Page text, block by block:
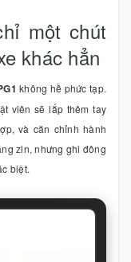
một chút
khác hẳn
không hề phức tạp.
viên sẽ lắp thêm tay
và căn chỉnh hành
zin, nhưng ghi đông
biệt.